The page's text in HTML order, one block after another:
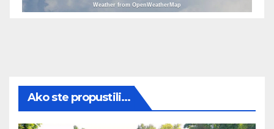
Weather from OpenWeatherMap
Ako ste propustili...